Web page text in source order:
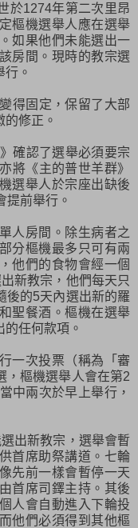
於1274年第二次里昂
樞機選舉人應在選舉
如果他們未能選出一
房間。現時的教宗選
。
得固定，保留了大部
修正。
確認了選舉必須要宗
將《主的普世羊群》
選舉人於宗座出缺後
提前舉行。
人房間。除生病者之
分樞機最多只可有兩
他們的食物會經一個
新教宗，他們每天只
後的5天內選出新的羅
聖餐酒。樞機在選舉
任何款項。
一次投票（稱為「審
，樞機選舉人會在第2
中兩次於早上舉行，
出新教宗，選舉會暫
首席助祭講道。七輪
先前一樣會暫停一天
首席司鐸主持。其後
人會自動進入下輪投
他們必須得到其他樞